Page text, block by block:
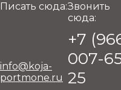
Писать сюда:
info@koja-
portmone.ru
Звонить
сюда:
+7
007-
25